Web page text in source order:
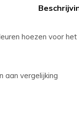
hoezen voor
aan vergelijking